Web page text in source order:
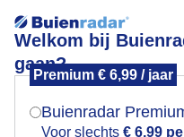
Welkom bij
gaan?
Premium € 6,99 / jaar
Buienradar
Voor slechts € 6,99
Regen-regen-regen....
Mogen we je